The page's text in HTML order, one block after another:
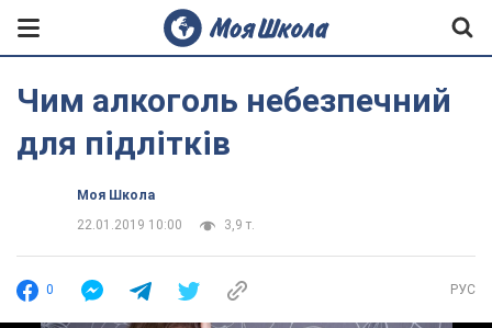
Чим алкоголь небезпечний
для підлітків
Моя Школа
22.01.2019 10:00
3,9 т.
0 РУС